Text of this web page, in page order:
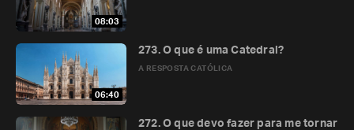
08:03
06:40
A RESPOSTA CATÓLICA
273. O que é uma Catedral?
272. O que devo fazer para me tornar